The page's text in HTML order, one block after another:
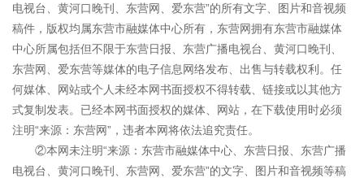
电视台、黄河口晚刊、东营网、爱东营”的所有文字、图片和音视频
稿件，版权均属东营市融媒体中心所有，东营网拥有东营市融媒体
中心所属包括但不限于东营日报、东营广播电视台、黄河口晚刊、
东营网、爱东营等媒体的电子信息网络发布、出售与转载权利。任
何媒体、网站或个人未经本网书面授权不得转载、链接或以其他方
式复制发表。已经本网书面授权的媒体、网站，在下载使用时必须
注明“来源：东营网”，违者本网将依法追究责任。
②本网未注明“来源：东营市融媒体中心、东营日报、东营广播
电视台、黄河口晚刊、东营网、爱东营”的文字、图片和音视频等稿